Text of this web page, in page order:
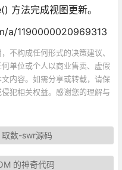
方法完成视图更新。
a/1190000020969313
不构成任何形式的决策建议、
单位或个人以商业售卖、虚假
内容。如需分享或转载，请保
犯相关权益。感谢您的理解与
数-swr源码
的神奇代码